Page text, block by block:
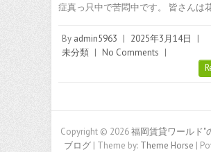
症真っ只中で苦悶中です。 皆さんは
By admin5963 | 2025年3月14日
|
未分類 | No Comments |
Copyright © 2026福岡賃貸ワールド"
ブログ | Theme by: Theme Horse |